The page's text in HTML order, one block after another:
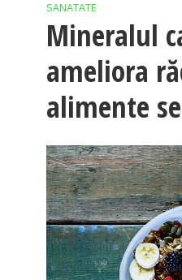
SANATATE
Mineralul
ameliora
alimente